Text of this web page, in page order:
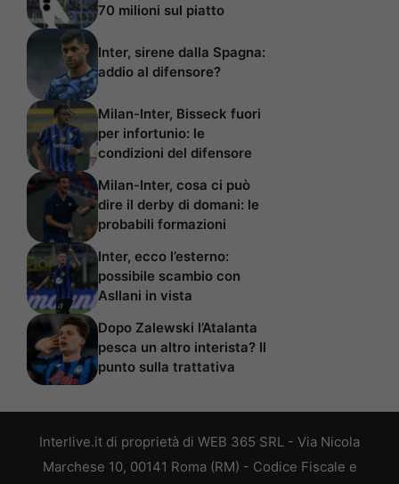
70 milioni sul piatto
Inter, sirene dalla Spagna:
addio al difensore?
Milan-Inter, Bisseck fuori
per infortunio: le
condizioni del difensore
Milan-Inter, cosa ci può
dire il derby di domani: le
probabili formazioni
Inter, ecco l’esterno:
possibile scambio con
Asllani in vista
Dopo Zalewski l’Atalanta
pesca un altro interista? Il
punto sulla trattativa
Interlive.it di proprietà di WEB 365 SRL - Via Nicola
Marchese 10, 00141 Roma (RM) - Codice Fiscale e